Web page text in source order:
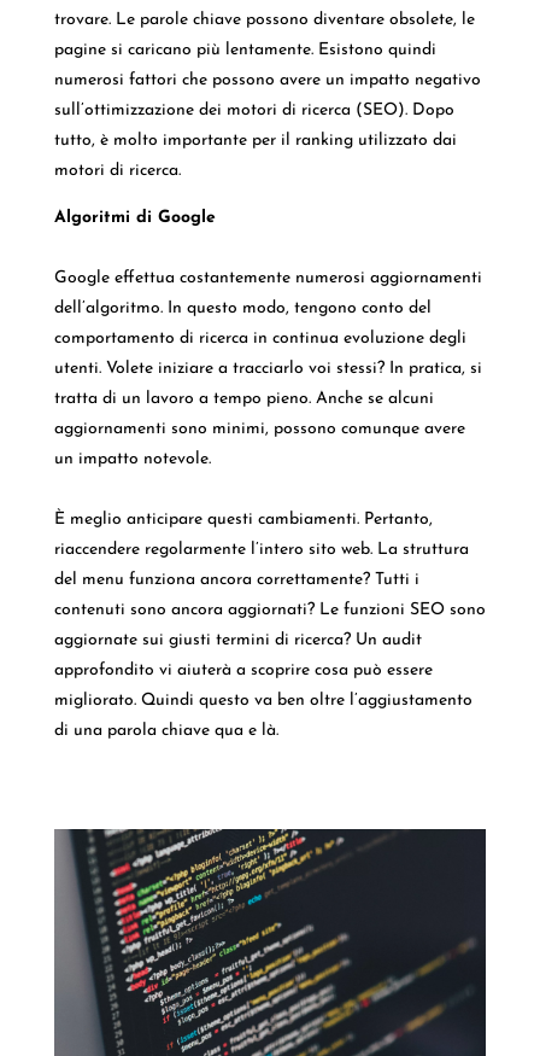
trovare. Le parole chiave possono diventare obsolete, le
pagine si caricano più lentamente. Esistono quindi
numerosi fattori che possono avere un impatto negativo
sull’ottimizzazione dei motori di ricerca (SEO). Dopo
tutto, è molto importante per il ranking utilizzato dai
motori di ricerca.
Algoritmi di Google
Google effettua costantemente numerosi aggiornamenti
dell’algoritmo. In questo modo, tengono conto del
comportamento di ricerca in continua evoluzione degli
utenti. Volete iniziare a tracciarlo voi stessi? In pratica, si
tratta di un lavoro a tempo pieno. Anche se alcuni
aggiornamenti sono minimi, possono comunque avere
un impatto notevole.
È meglio anticipare questi cambiamenti. Pertanto,
riaccendere regolarmente l’intero sito web. La struttura
del menu funziona ancora correttamente? Tutti i
contenuti sono ancora aggiornati? Le funzioni SEO sono
aggiornate sui giusti termini di ricerca? Un audit
approfondito vi aiuterà a scoprire cosa può essere
migliorato. Quindi questo va ben oltre l’aggiustamento
di una parola chiave qua e là.